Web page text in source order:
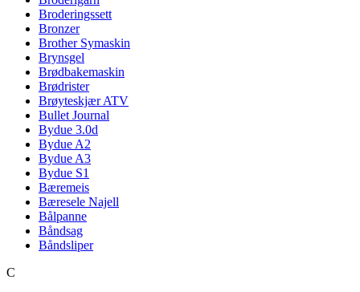
Broderingssett
Bronzer
Brother Symaskin
Brynsgel
Brødbakemaskin
Brødrister
Brøyteskjær ATV
Bullet Journal
Bydue 3.0d
Bydue A2
Bydue A3
Bydue S1
Bæremeis
Bæresele Najell
Bålpanne
Båndsag
Båndsliper
C